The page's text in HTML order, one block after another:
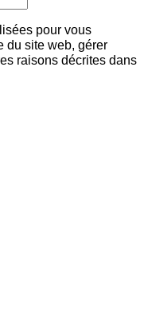
pour vous
du site web, gérer
raisons décrites dans